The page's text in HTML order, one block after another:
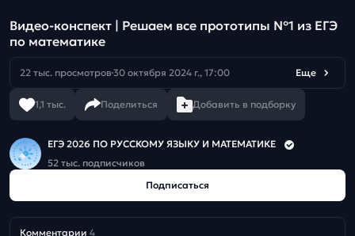
Видео-конcпект | Решаем все прототипы №1 из ЕГЭ
по математике
22 тыс. просмотров 30 октября 2024 г., 17:00 Еще
1,1 тыс. Поделиться Добавить в подборку
ЕГЭ 2026 ПО РУССКОМУ ЯЗЫКУ И МАТЕМАТИКЕ
52 тыс. подписчиков
Подписаться
Комментарии 4